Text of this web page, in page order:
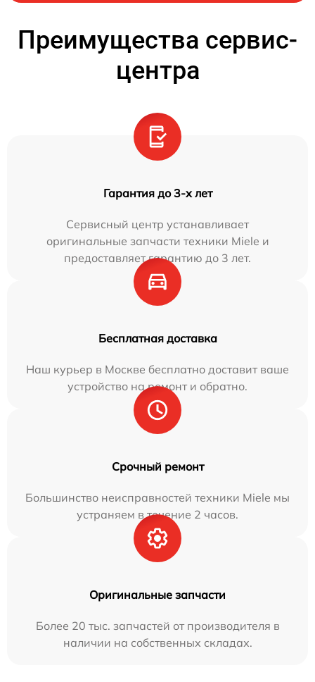
Преимущества сервис-
центра
Гарантия до 3-х лет
Сервисный центр устанавливает
оригинальные запчасти техники Miele и
предоставляет гарантию до 3 лет.
Бесплатная доставка
Наш курьер в Москве бесплатно доставит ваше
устройство на ремонт и обратно.
Срочный ремонт
Большинство неисправностей техники Miele мы
устраняем в течение 2 часов.
Оригинальные запчасти
Более 20 тыс. запчастей от производителя в
наличии на собственных складах.